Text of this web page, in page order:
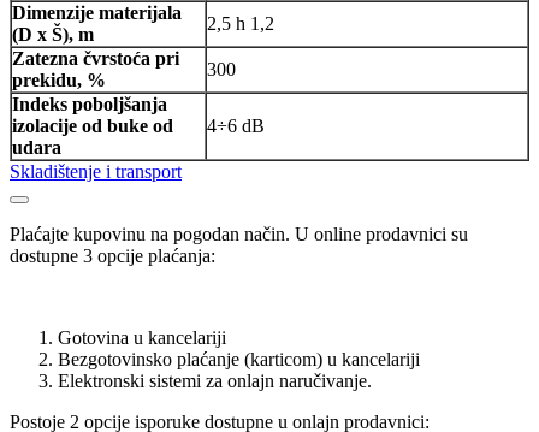
Dimenzije materijala
(D x Š), m
2,5 h 1,2
Zatezna čvrstoća pri
prekidu, %
300
Indeks poboljšanja
izolacije od buke od
udara
4÷6 dB
Skladištenje i transport
Plaćajte kupovinu na pogodan način. U online prodavnici su
dostupne 3 opcije plaćanja:
Gotovina u kancelariji
Bezgotovinsko plaćanje (karticom) u kancelariji
Elektronski sistemi za onlajn naručivanje.
Postoje 2 opcije isporuke dostupne u onlajn prodavnici: